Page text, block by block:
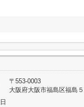
〒553-0003
大阪府大阪市福島区福島